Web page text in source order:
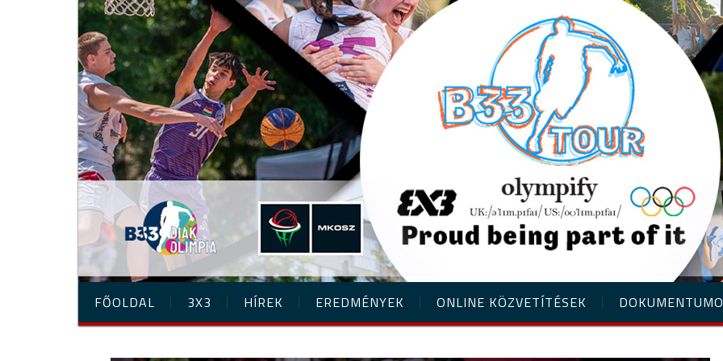
FŐOLDAL 3X3 HÍREK EREDMÉNYEK ONLINE KÖZVETÍTÉSEK